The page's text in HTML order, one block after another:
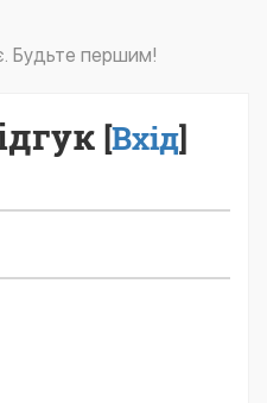
Будьте першим!
[Вхід]